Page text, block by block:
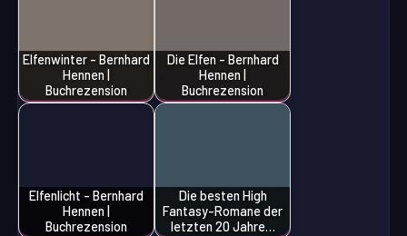
Elfenwinter - Bernhard
Hennen |
Buchrezension
Die Elfen - Bernhard
Hennen |
Buchrezension
Elfenlicht - Bernhard
Hennen |
Buchrezension
Die besten High
Fantasy-Romane der
letzten 20 Jahre…